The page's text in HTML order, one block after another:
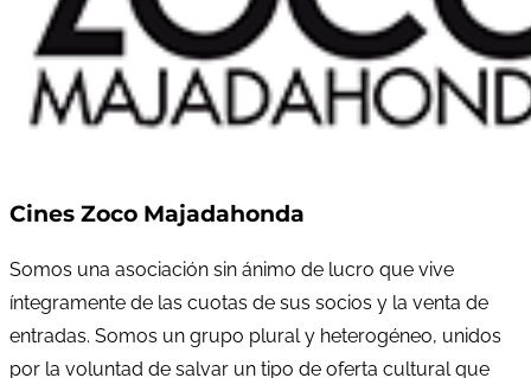
Cines Zoco Majadahonda
Somos una asociación sin ánimo de lucro que vive
íntegramente de las cuotas de sus socios y la venta de
entradas. Somos un grupo plural y heterogéneo, unidos
por la voluntad de salvar un tipo de oferta cultural que